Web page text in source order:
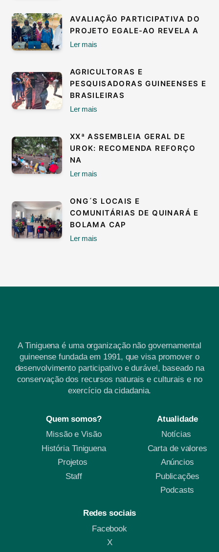
AVALIAÇÃO PARTICIPATIVA DO
PROJETO EGALE-AO REVELA A
Ler mais
AGRICULTORAS E
PESQUISADORAS GUINEENSES E
BRASILEIRAS
Ler mais
XXª ASSEMBLEIA GERAL DE
UROK: RECOMENDA REFORÇO
NA
Ler mais
ONG´S LOCAIS E
COMUNITÁRIAS DE QUINARÁ E
BOLAMA CAP
Ler mais
A Tiniguena é uma organização não governamental
guineense fundada em 1991, que visa promover o
desenvolvimento participativo e durável, baseado na
conservação dos recursos naturais e culturais e no
exercício da cidadania.
Quem somos?
Missão e Visão
História Tiniguena
Projetos
Staff
Atualidade
Notícias
Carta de valores
Anúncios
Publicações
Podcasts
Redes sociais
Facebook
X